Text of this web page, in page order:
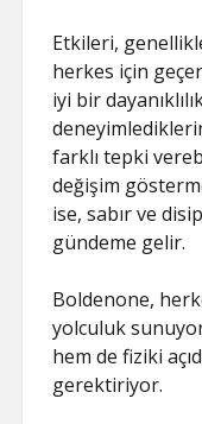
Etkileri,
herkes için
iyi bir
farklı tepki
değişim
ise, sabır ve
gündeme gelir.
Boldenone,
yolculuk
hem de fiziki
gerektiriyor.